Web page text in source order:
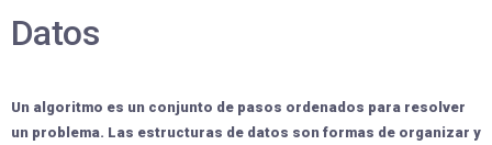
Datos
Un algoritmo es un conjunto de pasos ordenados para resolver
un problema. Las estructuras de datos son formas de organizar y